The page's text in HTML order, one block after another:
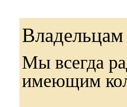
Мы всегда
имеющим